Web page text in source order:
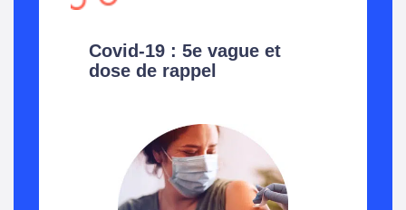
Covid-19 : 5e vague et
dose de rappel